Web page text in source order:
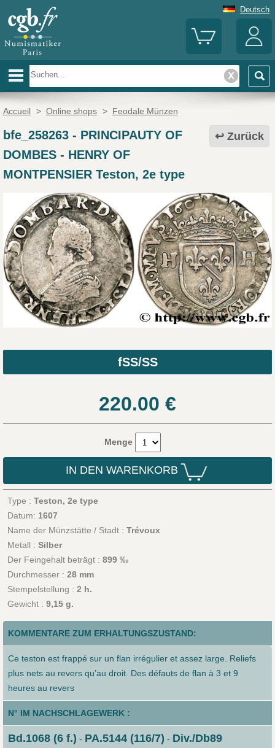
Deutsch
Accueil > Online shops > Feodale Münzen
Zurück
bfe_258263- PRINCIPAUTY OF
DOMBES - HENRY OF
MONTPENSIER Teston, 2e type
fSS/SS
220.00 €
Menge
IN DEN WARENKORB
Type : Teston, 2e type
Datum: 1607
Name der Münzstätte / Stadt : Trévoux
Metall : Silber
Der Feingehalt beträgt : 899 ‰
Durchmesser : 28 mm
Stempelstellung : 2 h.
Gewicht : 9,15 g.
KOMMENTARE ZUM ERHALTUNGSZUSTAND:
Ce teston est frappé sur un flan irrégulier et assez large. Reliefs
plus nets au revers qu’au droit. Des défauts de flan à 3 et 9
heures au revers
N° IM NACHSCHLAGEWERK :
Bd.1068 (6 f.) - PA.5144 (116/7) - Div./Db89